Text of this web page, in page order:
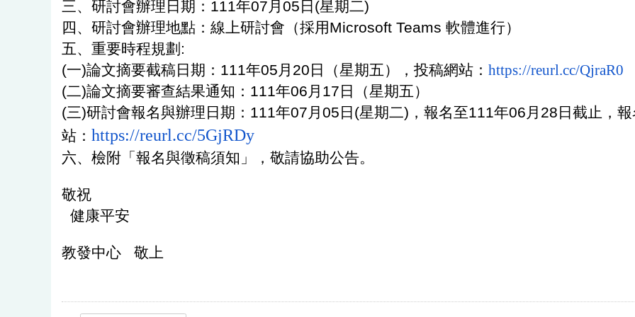
三、研討會辦理日期：111年07月05日(星期二)
四、研討會辦理地點：線上研討會（採用Microsoft Teams 軟體進行）
五、重要時程規劃:
(一)論文摘要截稿日期：111年05月20日（星期五）， 投稿網站： https://reurl.cc/QjraR0
(二)論文摘要審查結果通知：111年06月17日（星期五）
(三)研討會報名與辦理日期：111年07月05日(星期二)， 報名至111年06月28日截止，
站： https://reurl.cc/5GjRDy
六、檢附「報名與徵稿須知」，敬請協助公告。
敬祝
健康平安
教發中心 敬上